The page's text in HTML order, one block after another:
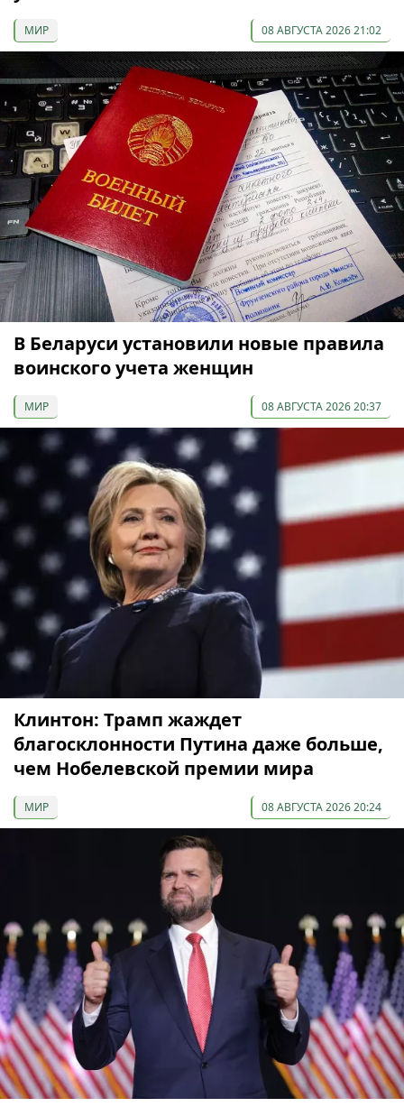
МИР 08 АВГУСТА 2026 21:02
В Беларуси установили новые правила
воинского учета женщин
МИР 08 АВГУСТА 2026 20:37
Клинтон: Трамп жаждет
благосклонности Путина даже больше,
чем Нобелевской премии мира
МИР 08 АВГУСТА 2026 20:24